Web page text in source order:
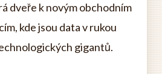
dveře k novým obchodním
kde jsou data v rukou
gigantů.